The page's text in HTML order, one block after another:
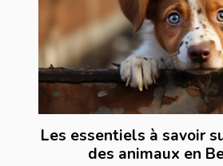
Les essentiels à savoir
des animaux en